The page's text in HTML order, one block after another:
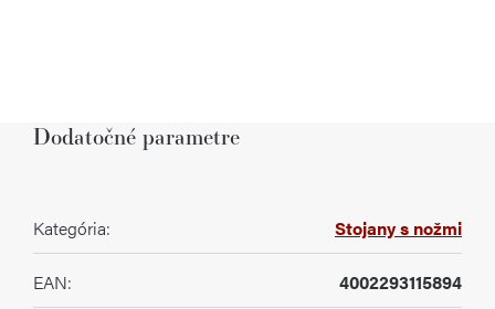
Dodatočné parametre
Kategória: Stojany s nožmi
EAN: 4002293115894